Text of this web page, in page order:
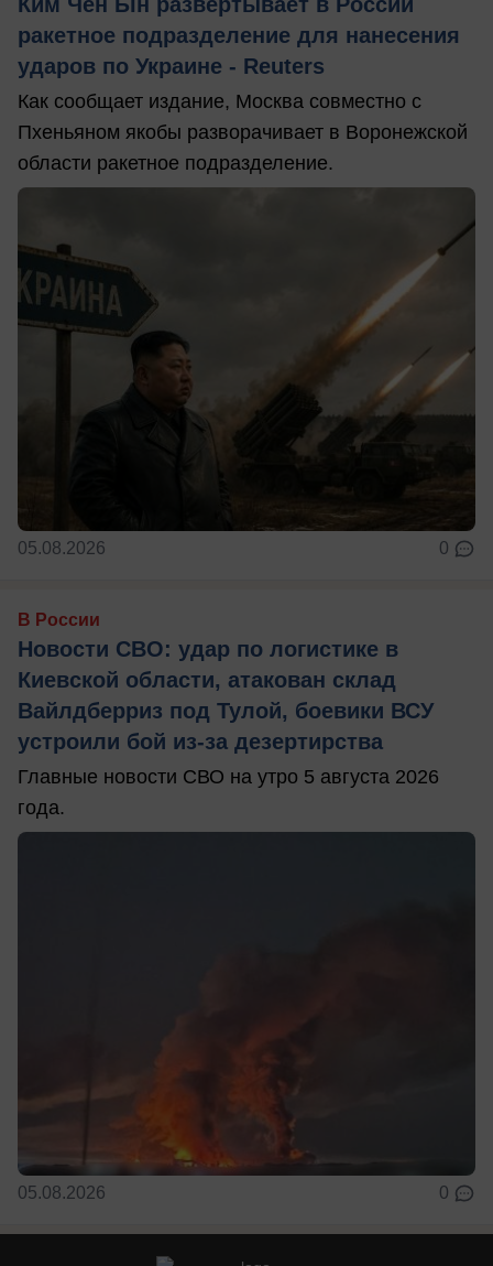
ракетное подразделение для нанесения
ударов по Украине - Reuters
Как сообщает издание, Москва совместно с
Пхеньяном якобы разворачивает в Воронежской
области ракетное подразделение.
05.08.2026 0
В России
Новости СВО: удар по логистике в
Киевской области, атакован склад
Вайлдберриз под Тулой, боевики ВСУ
устроили бой из-за дезертирства
Главные новости СВО на утро 5 августа 2026
года.
05.08.2026 0